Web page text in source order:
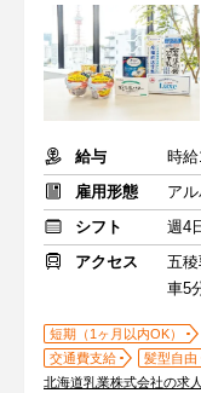
給与
時
雇用形態
ア
シフト
週4
アクセス
五
車5
短期（1ヶ月以内OK）
交通費支給
髪型自由
北海道乳業株式会社の求